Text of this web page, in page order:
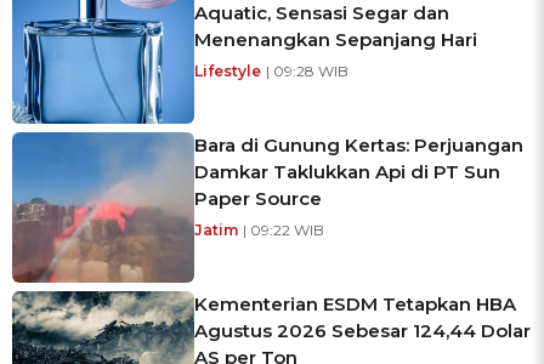
Aquatic, Sensasi Segar dan
Menenangkan Sepanjang Hari
Lifestyle | 09:28 WIB
Bara di Gunung Kertas: Perjuangan
Damkar Taklukkan Api di PT Sun
Paper Source
Jatim | 09:22 WIB
Kementerian ESDM Tetapkan HBA
Agustus 2026 Sebesar 124,44 Dolar
AS per Ton